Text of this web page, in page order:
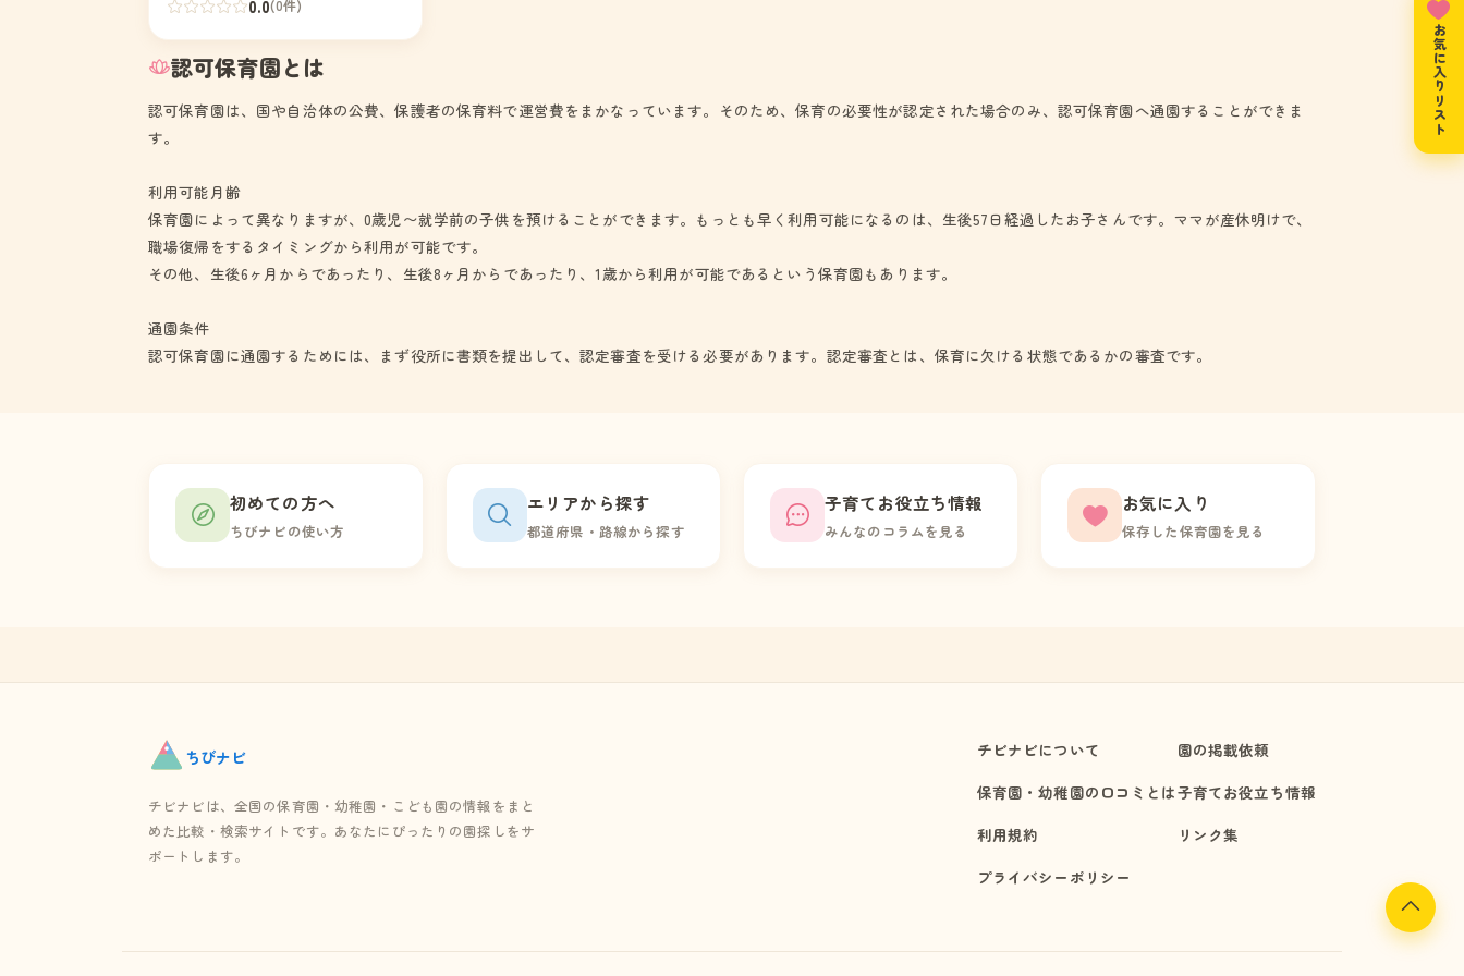
て、その心身の発達を助長するとと
行うことを目的とする。小松市特定
教育・保育施設及び特定地域型保育
例、その他関係法令を遵守し運営す
るものとする。（教育及び保育の目
標） 「心身ともに健やかな子ど
も」 げんきなからだ・やさ
しいこころ・がんばるちから 上記
認定こども園教育・保育要領に基づ
き、教育・保育の内容に関する全体
的な計画及び指導計画を編成し、小
0.0(0件)
認可保育園とは
認可保育園は、国や自治体の公費、保護者の保育料で運営費をまかなっています。そのため、保育の必要性が認定された場合のみ、認可保育園へ通園することができま
す。
利用可能月齢
保育園によって異なりますが、0歳児〜就学前の子供を預けることができます。もっとも早く利用可能になるのは、生後57日経過したお子さんです。ママが産休明けで、
職場復帰をするタイミングから利用が可能です。
その他、生後6ヶ月からであったり、生後8ヶ月からであったり、1歳から利用が可能であるという保育園もあります。
通園条件
認可保育園に通園するためには、まず役所に書類を提出して、認定審査を受ける必要があります。認定審査とは、保育に欠ける状態であるかの審査です。
初めての方へ
ちびナビの使い方
エリアから探す
都道府県・路線から探す
子育てお役立ち情報
みんなのコラムを見る
お気に入り
保存した保育園を見る
ちびナビ
チビナビは、全国の保育園・幼稚園・こども園の情報をまと
めた比較・検索サイトです。あなたにぴったりの園探しをサ
ポートします。
チビナビについて
保育園・幼稚園の口コミとは
利用規約
プライバシーポリシー
園の掲載依頼
子育てお役立ち情報
リンク集
お気に入りリスト